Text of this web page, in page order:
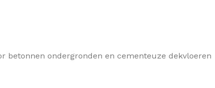
betonnen ondergronden en cementeuze dekvloeren